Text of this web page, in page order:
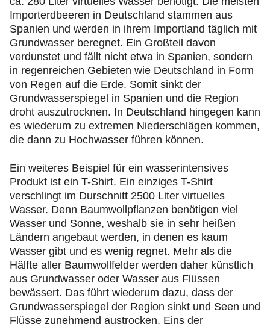
Importerdbeeren in Deutschland stammen aus
Spanien und werden in ihrem Importland täglich mit
Grundwasser beregnet. Ein Großteil davon
verdunstet und fällt nicht etwa in Spanien, sondern
in regenreichen Gebieten wie Deutschland in Form
von Regen auf die Erde. Somit sinkt der
Grundwasserspiegel in Spanien und die Region
droht auszutrocknen. In Deutschland hingegen kann
es wiederum zu extremen Niederschlägen kommen,
die dann zu Hochwasser führen können.
Ein weiteres Beispiel für ein wasserintensives
Produkt ist ein T-Shirt. Ein einziges T-Shirt
verschlingt im Durschnitt 2500 Liter virtuelles
Wasser. Denn Baumwollpflanzen benötigen viel
Wasser und Sonne, weshalb sie in sehr heißen
Ländern angebaut werden, in denen es kaum
Wasser gibt und es wenig regnet. Mehr als die
Hälfte aller Baumwollfelder werden daher künstlich
aus Grundwasser oder Wasser aus Flüssen
bewässert. Das führt wiederum dazu, dass der
Grundwasserspiegel der Region sinkt und Seen und
Flüsse zunehmend austrocken. Eins der